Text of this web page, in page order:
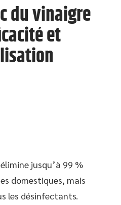
du vinaigre
et
jusqu’à 99 %
domestiques, mais
les désinfectants.